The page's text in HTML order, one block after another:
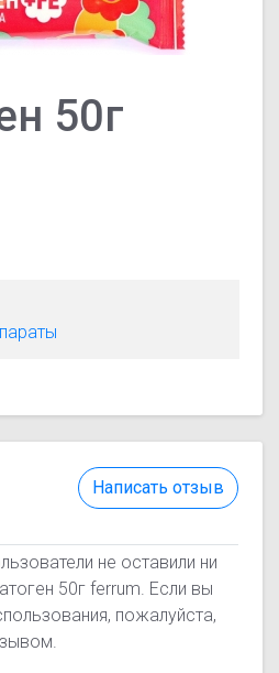
50г
Написать отзыв
не оставили ни
50г ferrum. Если вы
пожалуйста,